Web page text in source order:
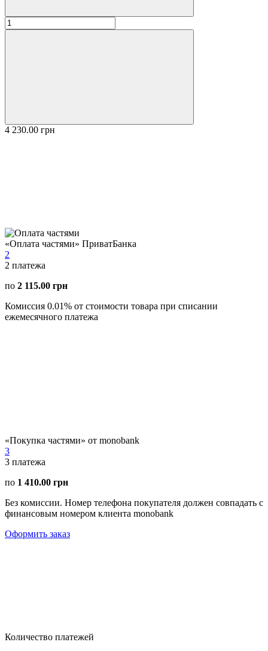
4 230.00 грн
«Оплата частями» ПриватБанка
2
2 платежа
по 2 115.00 грн
Комиссия 0.01% от стоимости товара при списании
ежемесячного платежа
«Покупка частями» от monobank
3
3 платежа
по 1 410.00 грн
Без комиссии. Номер телефона покупателя должен совпадать с
финансовым номером клиента monobank
Оформить заказ
Количество платежей